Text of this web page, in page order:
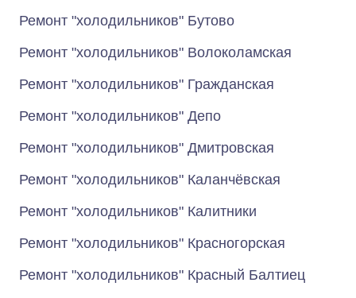
Ремонт "холодильников" Бутово
Ремонт "холодильников" Волоколамская
Ремонт "холодильников" Гражданская
Ремонт "холодильников" Депо
Ремонт "холодильников" Дмитровская
Ремонт "холодильников" Каланчёвская
Ремонт "холодильников" Калитники
Ремонт "холодильников" Красногорская
Ремонт "холодильников" Красный Балтиец